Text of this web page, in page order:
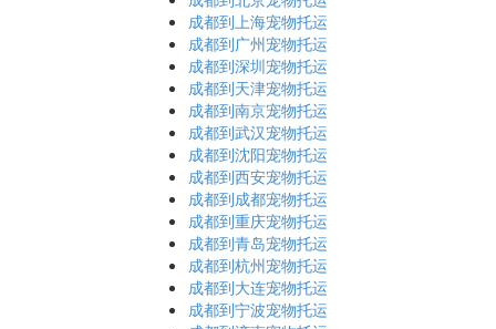
成都到上海宠物托运
成都到广州宠物托运
成都到深圳宠物托运
成都到天津宠物托运
成都到南京宠物托运
成都到武汉宠物托运
成都到沈阳宠物托运
成都到西安宠物托运
成都到成都宠物托运
成都到重庆宠物托运
成都到青岛宠物托运
成都到杭州宠物托运
成都到大连宠物托运
成都到宁波宠物托运